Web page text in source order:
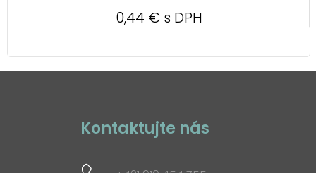
0,44 € s DPH
Kontaktujte nás